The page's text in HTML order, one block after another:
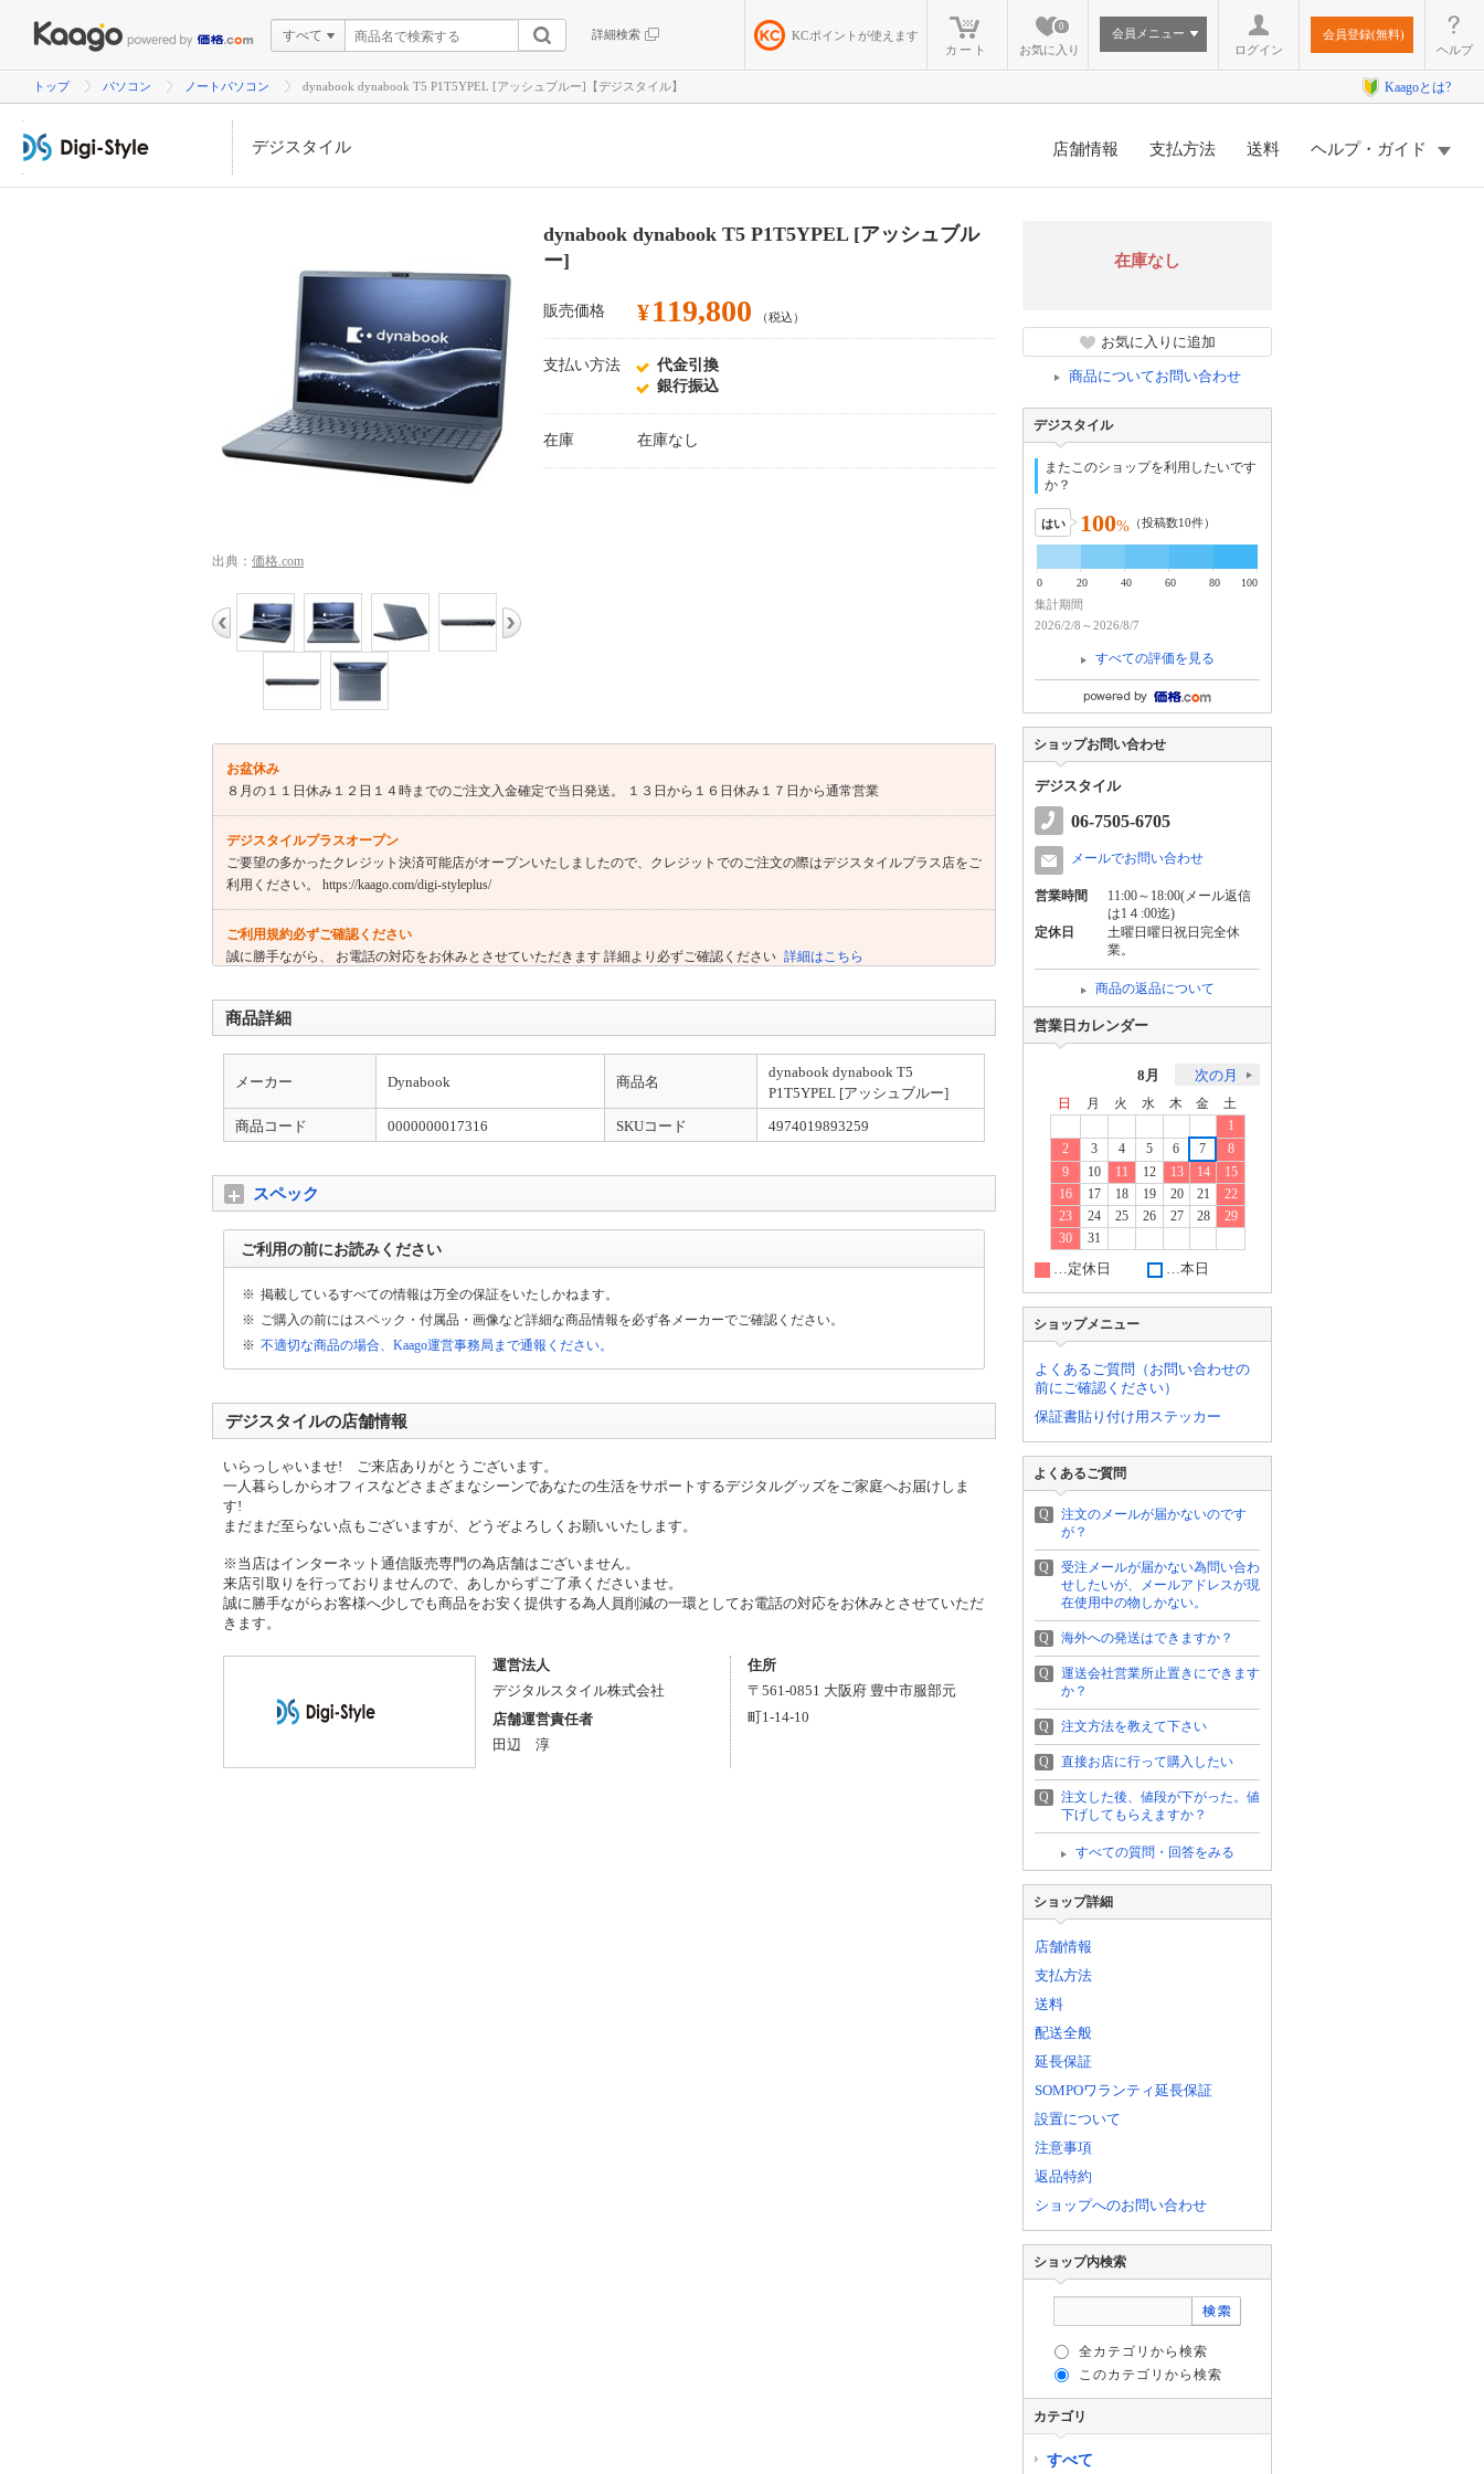
すべて 詳細検索 KCポイントが使えます
カート
お気に入り
0
会員メニュー
ログイン
会員登録(無料)
ヘルプ
トップ パソコン ノートパソコン dynabook dynabook T5 P1T5YPEL [アッシュブルー]【デジスタイル】 Kaagoとは?
デジスタイル 店舗情報 支払方法 送料 ヘルプ・ガイド
出典： 価格.com
dynabook dynabook T5 P1T5YPEL [アッシュブル
ー]
販売価格 ¥119,800 （税込）
支払い方法
代金引換
銀行振込
在庫 在庫なし
お盆休み
８月の１１日休み１２日１４時までのご注文入金確定で当日発送。 １３日から１６日休み１７日から通常営業
デジスタイルプラスオープン
ご要望の多かったクレジット決済可能店がオープンいたしましたので、クレジットでのご注文の際はデジスタイルプラス店をご
利用ください。 https://kaago.com/digi-styleplus/
ご利用規約必ずご確認ください
誠に勝手ながら、 お電話の対応をお休みとさせていただきます 詳細より必ずご確認ください 詳細はこちら
商品詳細
メーカー Dynabook 商品名
dynabook dynabook T5
P1T5YPEL [アッシュブルー]
商品コード
0000000017316 SKUコード 4974019893259
スペック
ご利用の前にお読みください
※ 掲載しているすべての情報は万全の保証をいたしかねます。
※ ご購入の前にはスペック・付属品・画像など詳細な商品情報を必ず各メーカーでご確認ください。
※ 不適切な商品の場合、Kaago運営事務局まで通報ください。
デジスタイルの店舗情報
いらっしゃいませ! ご来店ありがとうございます。
一人暮らしからオフィスなどさまざまなシーンであなたの生活をサポートするデジタルグッズをご家庭へお届けしま
す!
まだまだ至らない点もございますが、どうぞよろしくお願いいたします。
※当店はインターネット通信販売専門の為店舗はございません。
来店引取りを行っておりませんので、あしからずご了承くださいませ。
誠に勝手ながらお客様へ少しでも商品をお安く提供する為人員削減の一環としてお電話の対応をお休みとさせていただ
きます。
運営法人
デジタルスタイル株式会社
店舗運営責任者
田辺 淳
住所
〒 561-0851 大阪府 豊中市服部元
町1-14-10
在庫なし
お気に入りに追加
商品についてお問い合わせ
デジスタイル
またこのショップを利用したいです
か？
はい 100% （投稿数10件）
0 20 40 60 80 100
集計期間
2026/2/8～2026/8/7
すべての評価を見る
ショップお問い合わせ
デジスタイル
06-7505-6705
メールでお問い合わせ
営業時間
11:00～18:00(メール返信
は1４:00迄)
定休日
土曜日曜日祝日完全休
業。
商品の返品について
営業日カレンダー
8月 次の月
日 月 火 水 木 金
土
1
2
3 4 5 6 7
8
9
10 11 12 13 14
15
16
17 18 19 20 21
22
23
24 25 26 27 28
29
30
31
…定休日 …本日
ショップメニュー
よくあるご質問（お問い合わせの
前にご確認ください）
保証書貼り付け用ステッカー
よくあるご質問
Q
注文のメールが届かないのです
が？
Q
受注メールが届かない為問い合わ
せしたいが、メールアドレスが現
在使用中の物しかない。
Q 海外への発送はできますか？
Q
運送会社営業所止置きにできます
か？
Q 注文方法を教えて下さい
Q 直接お店に行って購入したい
Q
注文した後、値段が下がった。値
下げしてもらえますか？
すべての質問・回答をみる
ショップ詳細
店舗情報
支払方法
送料
配送全般
延長保証
SOMPOワランティ延長保証
設置について
注意事項
返品特約
ショップへのお問い合わせ
ショップ内検索
全カテゴリから検索
このカテゴリから検索
カテゴリ
すべて